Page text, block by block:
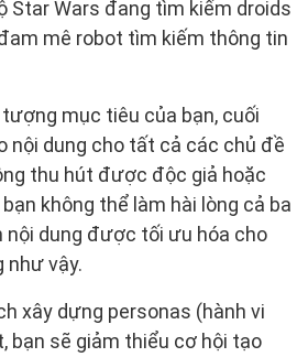
Star Wars đang tìm kiếm droids
mê robot tìm kiếm thông tin
mục tiêu của bạn, cuối
nội dung cho tất cả các chủ đề
thu hút được độc giả hoặc
không thể làm hài lòng cả ba
nội dung được tối ưu hóa cho
như vậy.
xây dựng personas (hành vi
bạn sẽ giảm thiểu cơ hội tạo